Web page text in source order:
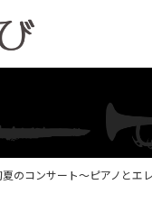
夏のコンサート〜ピアノとエ